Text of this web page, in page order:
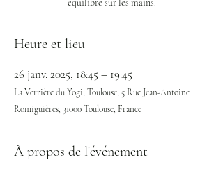
Heure et lieu
26 janv. 2025, 18:45 – 19:45
La Verrière du Yogi, Toulouse, 5 Rue Jean-Antoine
Romiguières, 31000 Toulouse, France
À propos de l'événement